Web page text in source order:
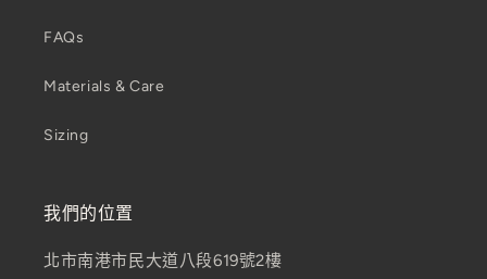
FAQs
Materials & Care
Sizing
我們的位置
北市南港市民大道八段619號2樓